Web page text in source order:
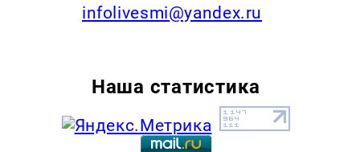
infolivesmi@yandex.ru
Наша статистика